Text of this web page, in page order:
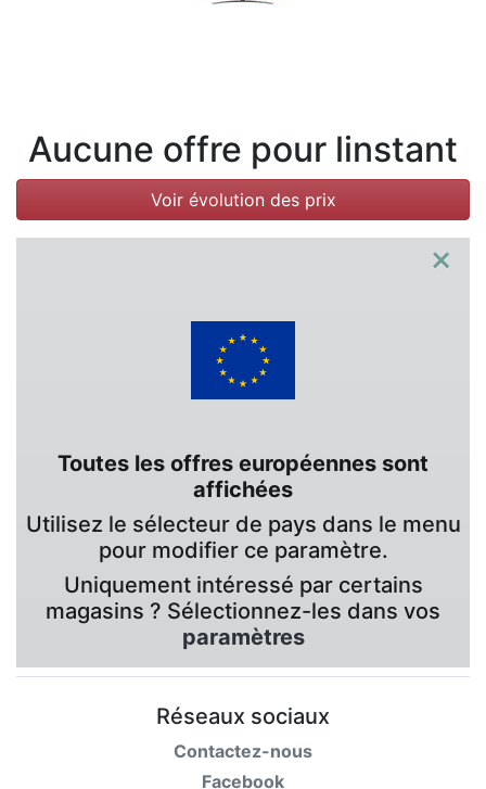
Aucune offre pour linstant
Voir évolution des prix
×
Toutes les offres européennes sont
affichées
Utilisez le sélecteur de pays dans le menu
pour modifier ce paramètre.
Uniquement intéressé par certains
magasins ? Sélectionnez-les dans vos
paramètres
Réseaux sociaux
Contactez-nous
Facebook